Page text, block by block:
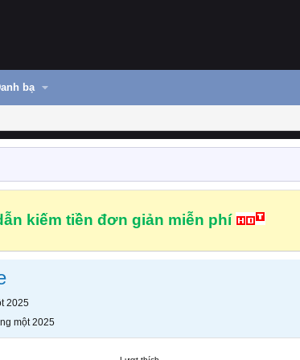
bạ
kiếm tiền đơn giản miễn phí
2025
một 2025